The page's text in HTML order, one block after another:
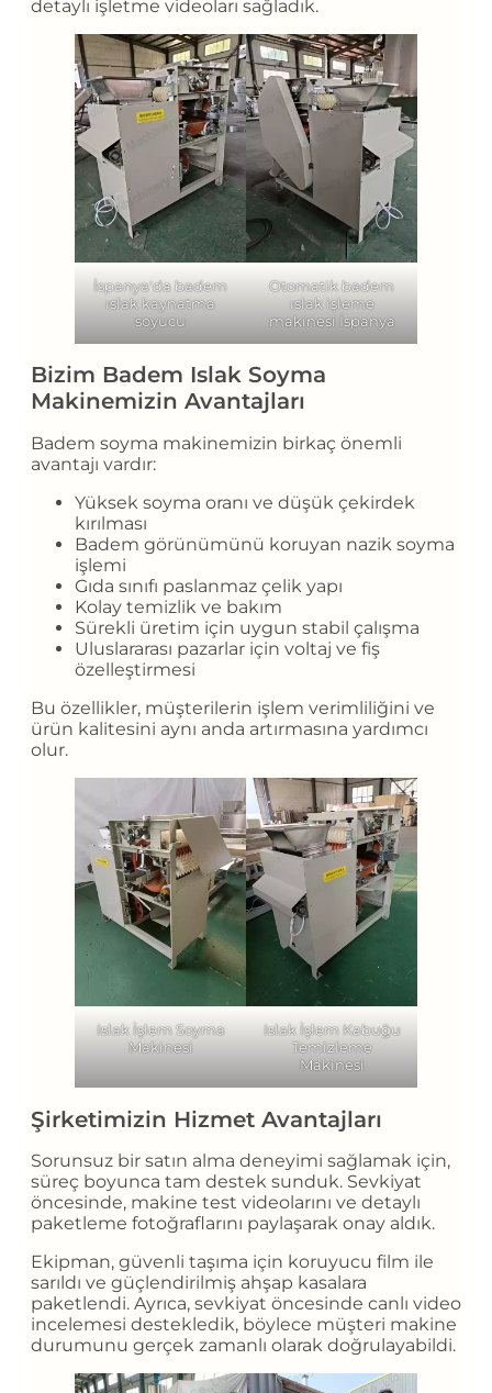
detaylı işletme videoları sağladık.
İspanya'da badem
ıslak kaynatma
soyucu
Otomatik badem
ıslak işleme
makinesi İspanya
Bizim Badem Islak Soyma
Makinemizin Avantajları
Badem soyma makinemizin birkaç önemli
avantajı vardır:
Yüksek soyma oranı ve düşük çekirdek
kırılması
Badem görünümünü koruyan nazik soyma
işlemi
Gıda sınıfı paslanmaz çelik yapı
Kolay temizlik ve bakım
Sürekli üretim için uygun stabil çalışma
Uluslararası pazarlar için voltaj ve fiş
özelleştirmesi
Bu özellikler, müşterilerin işlem verimliliğini ve
ürün kalitesini aynı anda artırmasına yardımcı
olur.
Islak İşlem Soyma
Makinesi
Islak İşlem Kabuğu
Temizleme
Makinesi
Şirketimizin Hizmet Avantajları
Sorunsuz bir satın alma deneyimi sağlamak için,
süreç boyunca tam destek sunduk. Sevkiyat
öncesinde, makine test videolarını ve detaylı
paketleme fotoğraflarını paylaşarak onay aldık.
Ekipman, güvenli taşıma için koruyucu film ile
sarıldı ve güçlendirilmiş ahşap kasalara
paketlendi. Ayrıca, sevkiyat öncesinde canlı video
incelemesi destekledik, böylece müşteri makine
durumunu gerçek zamanlı olarak doğrulayabildi.